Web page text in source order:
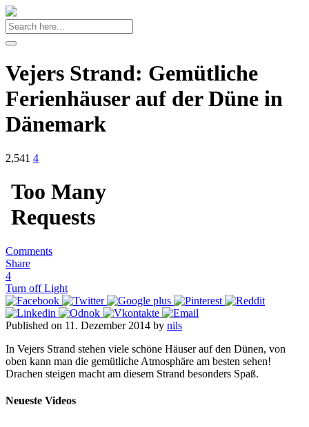
Vejers Strand: Gemütliche
Ferienhäuser auf der Düne in
Dänemark
2,541 4
Comments
Share
4
Turn off Light
Published on 11. Dezember 2014 by nils
In Vejers Strand stehen viele schöne Häuser auf den Dünen, von
oben kann man die gemütliche Atmosphäre am besten sehen!
Drachen steigen macht am diesem Strand besonders Spaß.
Neueste Videos